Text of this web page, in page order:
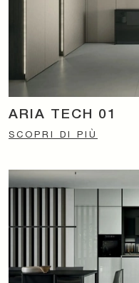
ARIA TECH 01
SCOPRI DI PIÙ